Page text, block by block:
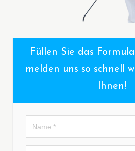
Füllen Sie das
melden uns so schnell
Ihnen!